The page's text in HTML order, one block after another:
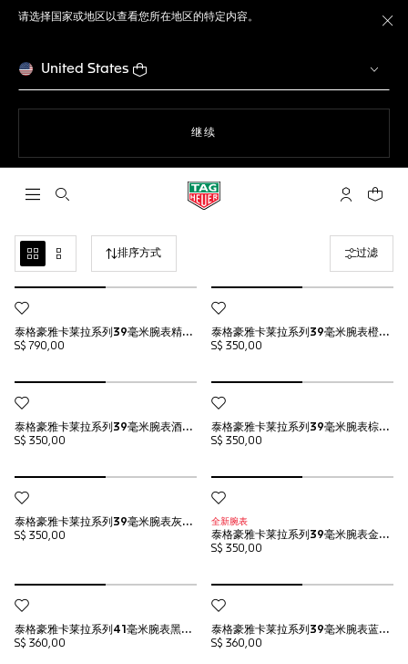
请选择国家或地区以查看您所在地区的特定内容。
United States
继续
打开搜索 My TAG您的